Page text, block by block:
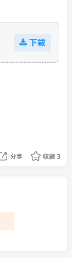
下载
分享 收藏 3